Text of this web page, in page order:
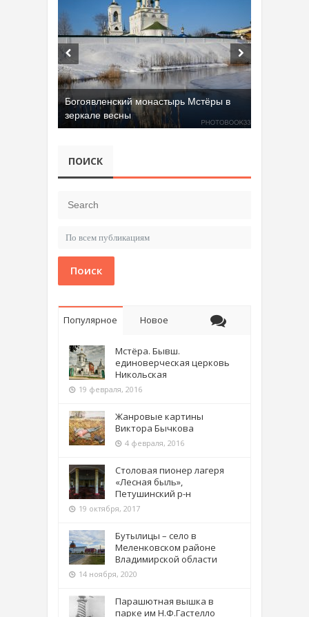
Богоявленский монастырь Мстёры в
зеркале весны
ПОИСК
Поиск
Популярное Новое
Мстёра. Бывш.
единоверческая церковь
Никольская
19 февраля, 2016
Жанровые картины
Виктора Бычкова
4 февраля, 2016
Столовая пионер лагеря
«Лесная быль»,
Петушинский р-н
19 октября, 2017
Бутылицы – село в
Меленковском районе
Владимирской области
14 ноября, 2020
Парашютная вышка в
парке им Н.Ф.Гастелло